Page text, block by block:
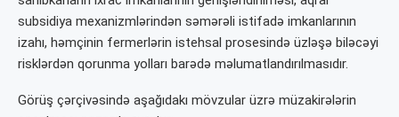
subsidiya mexanizmlərindən səmərəli istifadə imkanlarının
izahı, həmçinin fermerlərin istehsal prosesində üzləşə biləcəyi
risklərdən qorunma yolları barədə məlumatlandırılmasıdır.
Görüş çərçivəsində aşağıdakı mövzular üzrə müzakirələrin